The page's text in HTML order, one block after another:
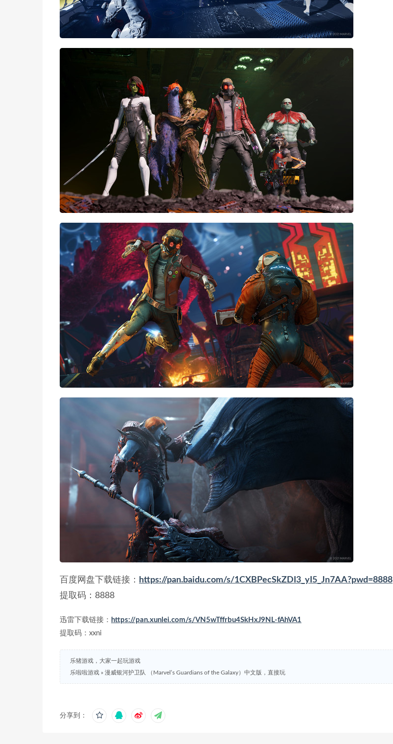
百度网盘下载链接：
https://pan.baidu.com/s/1CXBPecSkZDI3_yI5_Jn7AA?pwd=8888
提取码：8888
迅雷下载链接： https://pan.xunlei.com/s/VN5wTffrbu4SkHxJ9NL-fAhVA1
提取码：xxni
乐猪游戏，大家一起玩游戏
乐啦啦游戏 » 漫威银河护卫队 （Marvel’s Guardians of the Galaxy）中文版，直接玩
分享到：